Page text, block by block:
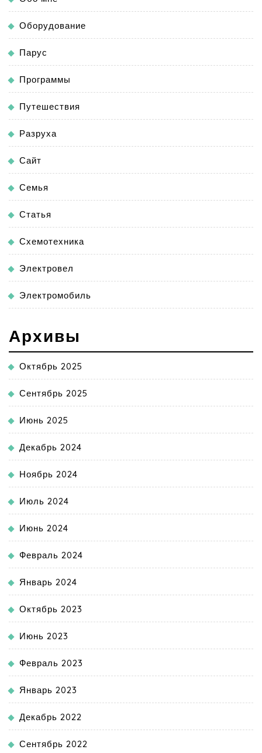
Оборудование
Парус
Программы
Путешествия
Разруха
Сайт
Семья
Статья
Схемотехника
Электровел
Электромобиль
Архивы
Октябрь 2025
Сентябрь 2025
Июнь 2025
Декабрь 2024
Ноябрь 2024
Июль 2024
Июнь 2024
Февраль 2024
Январь 2024
Октябрь 2023
Июнь 2023
Февраль 2023
Январь 2023
Декабрь 2022
Сентябрь 2022